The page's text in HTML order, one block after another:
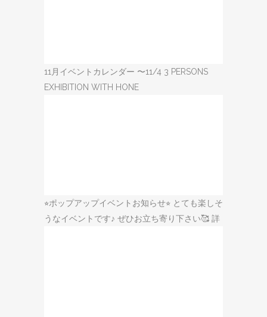
11月イベントカレンダー 〜11/4 3 PERSONS
EXHIBITION WITH HONE
⭐︎ポップアップイベントお知らせ⭐︎ とても楽しそ
うなイベントです♪ ぜひお立ち寄り下さい🥰 詳